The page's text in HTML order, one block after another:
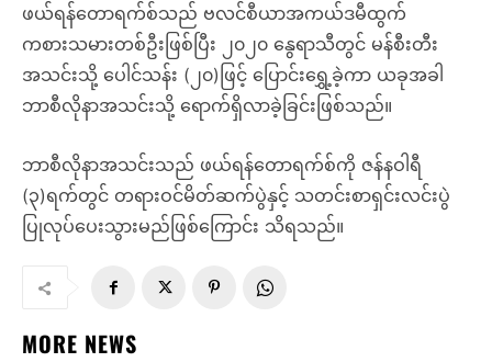
ဖယ်ရန်တောရက်စ်သည် ဗလင်စီယာအကယ်ဒမီထွက်
ကစားသမားတစ်ဦးဖြစ်ပြီး ၂၀၂၀ နွေရာသီတွင် မန်စီးတီး
အသင်းသို့ ပေါင်သန်း (၂၀)ဖြင့် ပြောင်းရွှေ့ခဲ့ကာ ယခုအခါ
ဘာစီလိုနာအသင်းသို့ ရောက်ရှိလာခဲ့ခြင်းဖြစ်သည်။
ဘာစီလိုနာအသင်းသည် ဖယ်ရန်တောရက်စ်ကို ဇန်နဝါရီ
(၃)ရက်တွင် တရားဝင်မိတ်ဆက်ပွဲနှင့် သတင်းစာရှင်းလင်းပွဲ
ပြုလုပ်ပေးသွားမည်ဖြစ်ကြောင်း သိရသည်။
MORE NEWS